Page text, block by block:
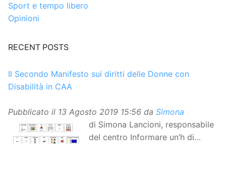
Sport e tempo libero
Opinioni
RECENT POSTS
Il Secondo Manifesto sui diritti delle Donne con
Disabilità in CAA
Pubblicato il 13 Agosto 2019 15:56 da Simona
di Simona Lancioni, responsabile
del centro Informare un’h di